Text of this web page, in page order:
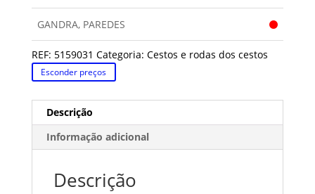
GANDRA, PAREDES
REF: 5159031 Categoria: Cestos e rodas dos cestos
Esconder preços
Descrição
Informação adicional
Descrição